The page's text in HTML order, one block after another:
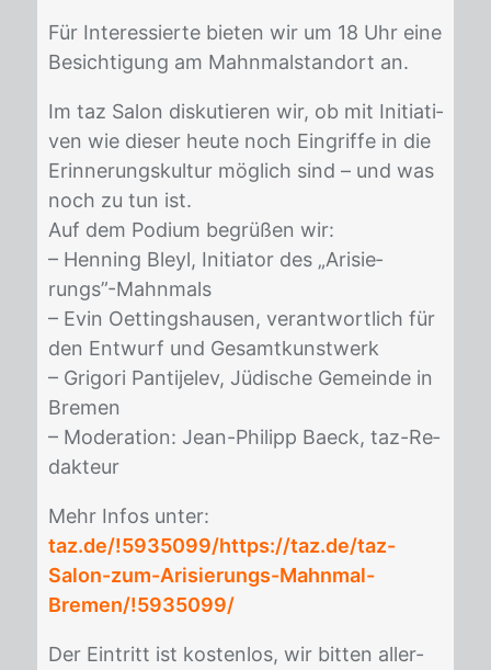
Für In­ter­es­sier­te bie­ten wir um 18 Uhr eine
Be­sich­ti­gung am Mahn­mal­stand­ort an.
Im taz Sa­lon dis­ku­tie­ren wir, ob mit In­itia­ti­
ven wie die­ser heu­te noch Ein­grif­fe in die
Er­in­ne­rungs­kul­tur mög­lich sind – und was
noch zu tun ist.
Auf dem Po­di­um be­grü­ßen wir:
– Hen­ning Bleyl, In­itia­tor des „Ari­sie­
rungs”-Mahn­mals
– Evin Oet­ting­s­hau­sen, ver­ant­wort­lich für
den Ent­wurf und Ge­samt­kunst­werk
– Gri­go­ri Pan­ti­je­lev, Jü­di­sche Ge­mein­de in
Bre­men
– Mo­dera­ti­on: Jean-Phil­ipp Ba­eck, taz-Re­
dak­teur
Mehr In­fos un­ter:
taz.de/!5935099/https://taz.de/taz-
Salon-zum-Arisierungs-Mahnmal-
Bremen/!5935099/
Der Ein­tritt ist kos­ten­los, wir bit­ten al­ler­